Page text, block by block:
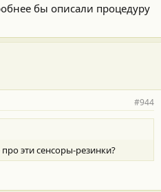
бы описали процедуру
#944
эти сенсоры-резинки?